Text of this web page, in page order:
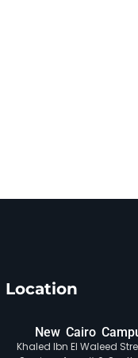
Location
New Cairo
Khaled Ibn El Waleed